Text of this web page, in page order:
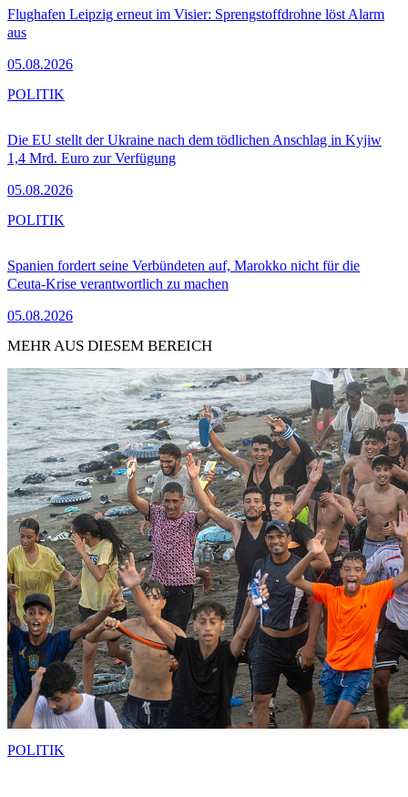
Flughafen Leipzig erneut im Visier: Sprengstoffdrohne löst Alarm
aus
05.08.2026
Die EU stellt der Ukraine nach dem tödlichen Anschlag in Kyjiw
1,4 Mrd. Euro zur Verfügung
05.08.2026
POLITIK
Spanien fordert seine Verbündeten auf, Marokko nicht für die
Ceuta-Krise verantwortlich zu machen
05.08.2026
POLITIK
MEHR AUS DIESEM BEREICH
POLITIK